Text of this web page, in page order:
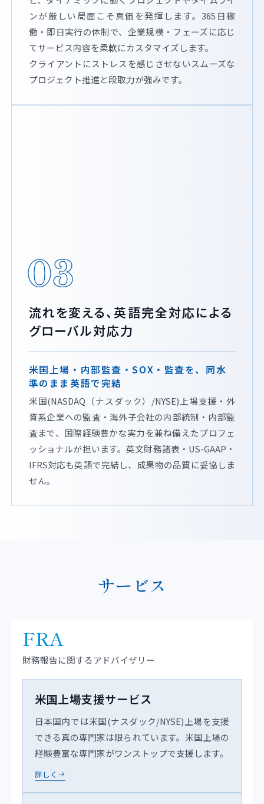
ンが厳しい局面こそ真価を発揮します。365日稼
働・即日実行の体制で、企業規模・フェーズに応じ
てサービス内容を柔軟にカスタマイズします。
クライアントにストレスを感じさせないスムーズな
プロジェクト推進と段取力が強みです。
03
流れを変える、英語完全対応による
グローバル対応力
米国上場・内部監査・SOX・監査を、同水
準のまま英語で完結
米国(NASDAQ（ナスダック）/NYSE)上場支援・外
資系企業への監査・海外子会社の内部統制・内部監
査まで、国際経験豊かな実力を兼ね備えたプロフェ
ッショナルが担います。英文財務諸表・US-GAAP・
IFRS対応も英語で完結し、成果物の品質に妥協しま
せん。
サービス
FRA
財務報告に関するアドバイザリー
米国上場支援サービス
日本国内では米国(ナスダック/NYSE)上場を支援
できる真の専門家は限られています。米国上場の
経験豊富な専門家がワンストップで支援します。
詳しく